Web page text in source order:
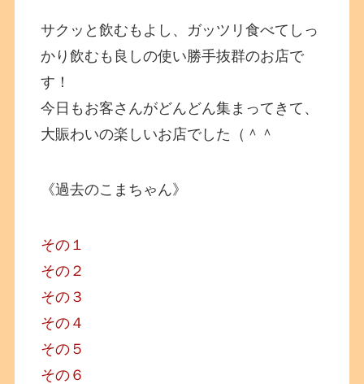
サクッと飲むもよし、ガッツリ食べてしっ
かり飲むも良しの使い勝手抜群のお店で
す！
今日もお客さんがどんどん集まってきて、
大賑わいの楽しいお店でした（＾＾
《過去のこまちゃん》
その１
その２
その３
その４
その５
その６